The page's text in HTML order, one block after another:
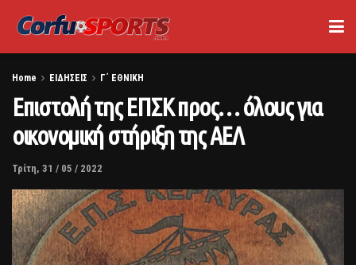
Home ΕΙΔΗΣΕΙΣ Γ΄ ΕΘΝΙΚΗ
Επιστολή της ΕΠΣΚ προς… όλους για
οικονομική στήριξη της ΑΕΛ
Τρίτη, 31 / 05 / 2022